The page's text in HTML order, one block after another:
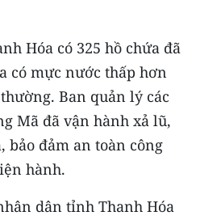
Hóa có 325 hồ chứa đã
có mực nước thấp hơn
Ban quản lý các
Mã đã vận hành xả lũ,
bảo đảm an toàn công
hành.
dân tỉnh Thanh Hóa